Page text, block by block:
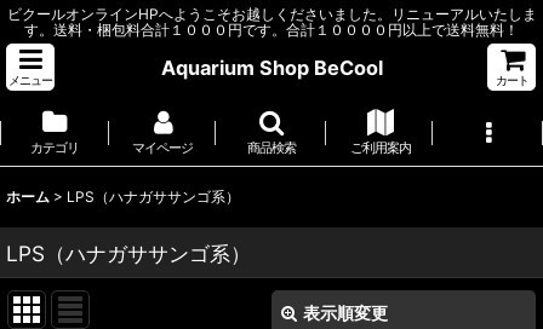
ビクールオンラインHPへようこそお越しくださいました。リニューアルいたしま
す。送料・梱包料合計１０００円です。合計１００００円以上で送料無料！
メニュー
Aquarium Shop BeCool
カート
カテゴリ マイページ 商品検索 ご利用案内
ホーム > LPS（ハナガササンゴ系）
LPS（ハナガササンゴ系）
表示順変更